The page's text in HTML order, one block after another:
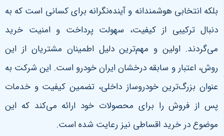
بلکه انتخابی هوشمندانه و آینده‌نگرانه برای کسانی است که به
دنبال ترکیبی از کیفیت، سهولت پرداخت و امنیت خرید
می‌گردند. اولین و مهم‌ترین دلیل اطمینان مشتریان از این
روش، اعتبار و سابقه درخشان ایران خودرو است. این شرکت به
عنوان بزرگ‌ترین خودروساز داخلی، تضمین کیفیت و خدمات
پس از فروش را برای محصولات خود ارائه می‌کند که این
موضوع در خرید اقساطی نیز رعایت شده است.